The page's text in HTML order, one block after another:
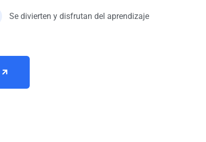
Se divierten y disfrutan del aprendizaje